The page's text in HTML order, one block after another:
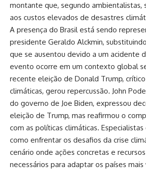
montante que, segundo ambientalistas,
aos custos elevados de desastres
A presença do Brasil está sendo
presidente Geraldo Alckmin,
que se ausentou devido a um acidente
evento ocorre em um contexto global
recente eleição de Donald Trump,
climáticas, gerou repercussão. John
do governo de Joe Biden, expressou
eleição de Trump, mas reafirmou o
com as políticas climáticas.
como enfrentar os desafios da crise
cenário onde ações concretas e
necessários para adaptar os países mais